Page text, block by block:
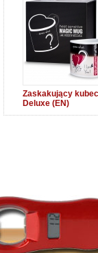
Zaskakujący
Deluxe (EN)